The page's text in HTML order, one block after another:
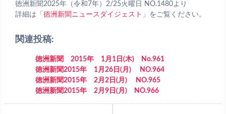
徳洲新聞2025年（令和7年）2/25火曜日 NO.1480より
詳細は「 徳洲新聞ニュースダイジェスト 」をご覧ください。
関連投稿:
徳洲新聞 2015年 1月1日(木) No.961
徳洲新聞2015年 1月26日(月) NO.964
徳洲新聞2015年 2月2日(月) NO.965
徳洲新聞2015年 2月9日(月) NO.966